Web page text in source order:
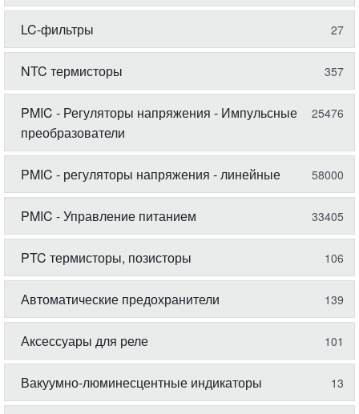
LC-фильтры 27
NTC термисторы 357
PMIC - Регуляторы напряжения - Импульсные
преобразователи
25476
PMIC - регуляторы напряжения - линейные 58000
PMIC - Управление питанием 33405
PTC термисторы, позисторы 106
Автоматические предохранители 139
Аксессуары для реле 101
Вакуумно-люминесцентные индикаторы 13